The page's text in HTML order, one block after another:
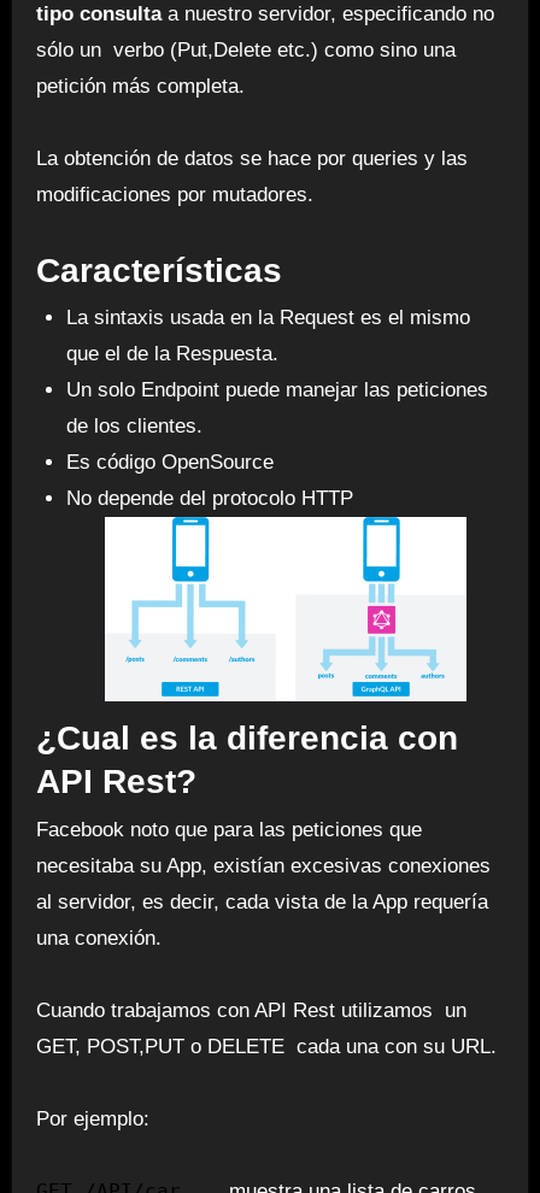
tipo consultaa nuestro servidor, especificando no
sólo un verbo (Put,Delete etc.) como sino una
petición más completa.
La obtención de datos se hace por queries y las
modificaciones por mutadores.
Características
La sintaxis usada en la Request es el mismo
que el de la Respuesta.
Un solo Endpoint puede manejar las peticiones
de los clientes.
Es código OpenSource
No depende del protocolo HTTP
¿Cual es la diferencia con
API Rest?
Facebook noto que para las peticiones que
necesitaba su App, existían excesivas conexiones
al servidor, es decir, cada vista de la App requería
una conexión.
Cuando trabajamos con API Rest utilizamos un
GET, POST,PUT o DELETE cada una con su URL.
Por ejemplo: